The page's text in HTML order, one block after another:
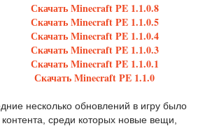
Скачать Minecraft PE 1.1.0.8
Скачать Minecraft PE 1.1.0.5
Скачать Minecraft PE 1.1.0.4
Скачать Minecraft PE 1.1.0.3
Скачать Minecraft PE 1.1.0.1
Скачать Minecraft PE 1.1.0
несколько обновлений в игру было
среди которых новые вещи,